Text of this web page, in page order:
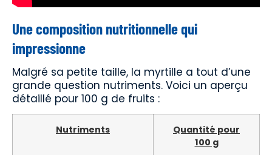
Une composition nutritionnelle qui
impressionne
Malgré sa petite taille, la myrtille a tout d’une
grande question nutriments. Voici un aperçu
détaillé pour 100 g de fruits :
Nutriments
Quantité pour
100 g